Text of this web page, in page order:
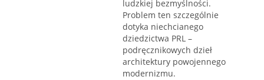
ludzkiej bezmyślności.
Problem ten szczególnie
dotyka niechcianego
dziedzictwa PRL –
podręcznikowych dzieł
architektury powojennego
modernizmu.